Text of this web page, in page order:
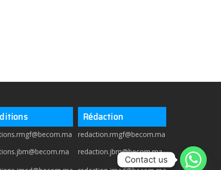
Rédaction
redaction.rmgf@becom.ma
redaction.jbm@becom.ma
Contact us